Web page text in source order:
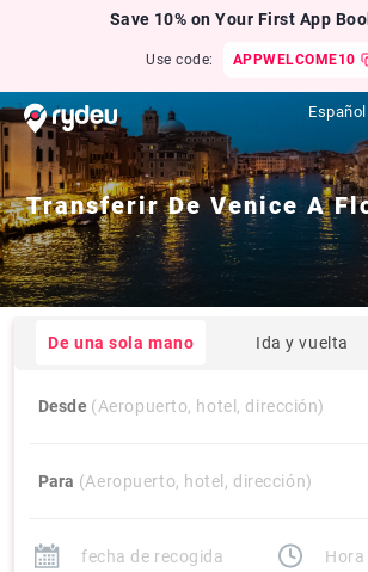
Save 10% on Your First App
Use code: APPWELCOME10
Español
Transferir De Venice A
De una sola mano Ida y vuelta
Desde (Aeropuerto, hotel, dirección)
Para (Aeropuerto, hotel, dirección)